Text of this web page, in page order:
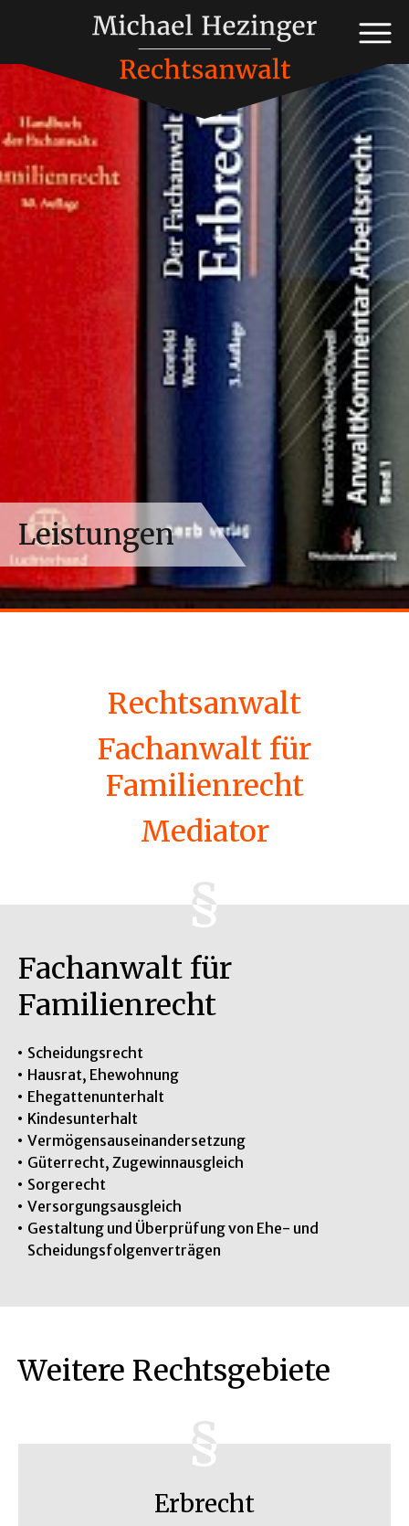
Leistungen
Rechtsanwalt
Fachanwalt für
Familienrecht
Mediator
Fachanwalt für
Familienrecht
Scheidungsrecht
Hausrat, Ehewohnung
Ehegattenunterhalt
Kindesunterhalt
Vermögensauseinandersetzung
Güterrecht, Zugewinnausgleich
Sorgerecht
Versorgungsausgleich
Gestaltung und Überprüfung von Ehe- und
Scheidungsfolgenverträgen
Weitere Rechtsgebiete
Erbrecht